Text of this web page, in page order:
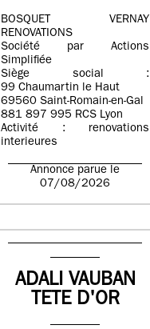
BOSQUET VERNAY
RENOVATIONS
Société par Actions
Simplifiée
Siège social :
99 Chaumartin le Haut
69560 Saint-Romain-en-Gal
881 897 995 RCS Lyon
Activité : renovations
interieures
Annonce parue le
07/08/2026
ADALI VAUBAN
TETE D'OR